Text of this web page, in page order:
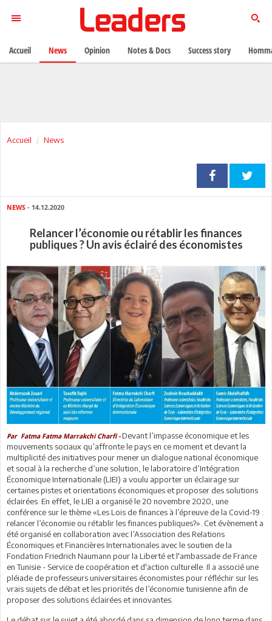
Accueil News
NEWS - 14.12.2020
Relancer l’économie ou rétablir les finances
publiques ? Un avis éclairé des économistes
Par Fatma Fatma Marrakchi Charfi -Devant l’impasse économique et les
mouvements sociaux qu’affronte le pays en ce moment et devant la
multiplicité des initiatives pour mener un dialogue national économique
et social à la recherche d’une solution, le laboratoire d’Intégration
Économique Internationale (LIEI) a voulu apporter un éclairage sur
certaines pistes et orientations économiques et proposer des solutions
éclairées. En effet, le LIEI a organisé le 20 novembre 2020, une
conférence sur le thème «Les Lois de finances à l’épreuve de la Covid-19 :
relancer l’économie ou rétablir les finances publiques?». Cet évènement a
été organisé en collaboration avec l’Association des Relations
Économiques et Financières Internationales avec le soutien de la
Fondation Friedrich Naumann pour la Liberté et l'ambassade de France
en Tunisie - Service de coopération et d'action culturelle. Il a associé une
pléiade de professeurs universitaires économistes pour réfléchir sur les
vrais sujets de débat et les priorités de l’économie tunisienne afin de
proposer des solutions éclairées et innovantes.
Accueil News Opinion Notes & Docs Success story